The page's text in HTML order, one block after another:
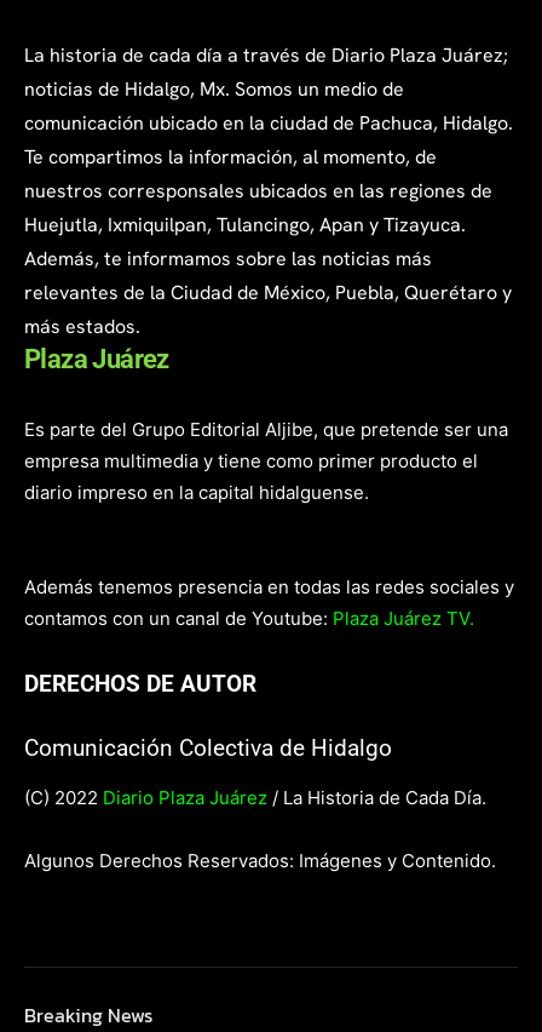
La historia de cada día a través de Diario Plaza Juárez;
noticias de Hidalgo, Mx. Somos un medio de
comunicación ubicado en la ciudad de Pachuca, Hidalgo.
Te compartimos la información, al momento, de
nuestros corresponsales ubicados en las regiones de
Huejutla, Ixmiquilpan, Tulancingo, Apan y Tizayuca.
Además, te informamos sobre las noticias más
relevantes de la Ciudad de México, Puebla, Querétaro y
más estados.
Plaza Juárez
Es parte del Grupo Editorial Aljibe, que pretende ser una
empresa multimedia y tiene como primer producto el
diario impreso en la capital hidalguense.
Además tenemos presencia en todas las redes sociales y
contamos con un canal de Youtube: Plaza Juárez TV.
DERECHOS DE AUTOR
Comunicación Colectiva de Hidalgo
(C) 2022 Diario Plaza Juárez / La Historia de Cada Día.
Algunos Derechos Reservados: Imágenes y Contenido.
Breaking News